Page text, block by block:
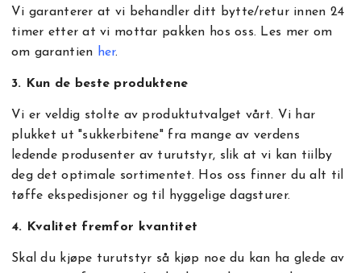
Vi garanterer at vi behandler ditt bytte/retur innen 24
timer etter at vi mottar pakken hos oss. Les mer om
om garantien her.
3. Kun de beste produktene
Vi er veldig stolte av produktutvalget vårt. Vi har
plukket ut "sukkerbitene" fra mange av verdens
ledende produsenter av turutstyr, slik at vi kan tiilby
deg det optimale sortimentet. Hos oss finner du alt til
tøffe ekspedisjoner og til hyggelige dagsturer.
4. Kvalitet fremfor kvantitet
Skal du kjøpe turutstyr så kjøp noe du kan ha glede av